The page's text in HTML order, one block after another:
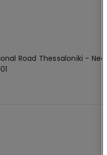
Road Thessaloniki -